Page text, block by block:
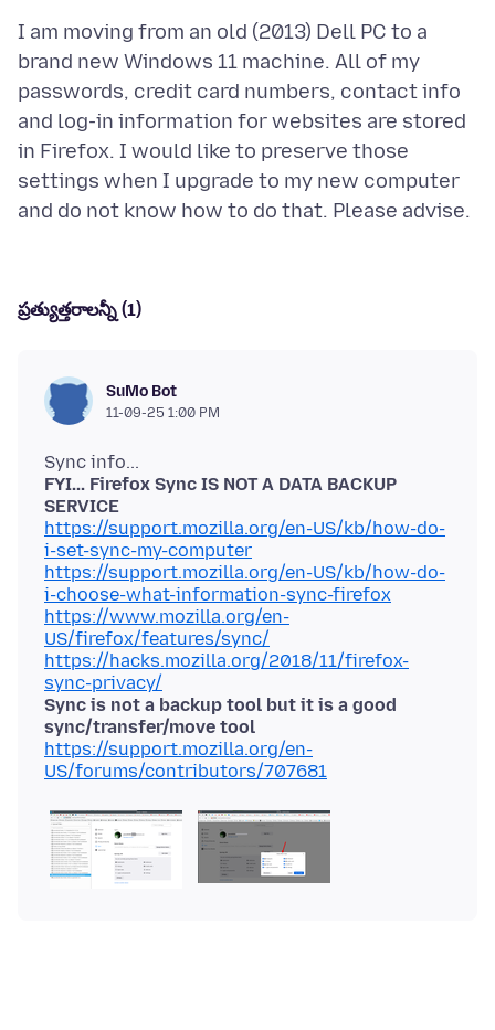
I am moving from an old (2013) Dell PC to a
brand new Windows 11 machine. All of my
passwords, credit card numbers, contact info
and log-in information for websites are stored
in Firefox. I would like to preserve those
settings when I upgrade to my new computer
ప్రత్యుత్తరాలన్నీ (1)
SuMo Bot
11-09-25 1:00 PM
FYI... Firefox Sync IS NOT A DATA BACKUP
SERVICE
https://support.mozilla.org/en-US/kb/how-do-
i-set-sync-my-computer
https://support.mozilla.org/en-US/kb/how-do-
i-choose-what-information-sync-firefox
https://www.mozilla.org/en-
US/firefox/features/sync/
https://hacks.mozilla.org/2018/11/firefox-
sync-privacy/
Sync is not a backup tool but it is a good
sync/transfer/move tool
https://support.mozilla.org/en-
US/forums/contributors/707681